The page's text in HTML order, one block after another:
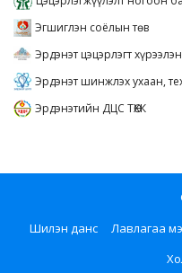
Эгшиглэн соёлын төв
Эрдэнэт цэцэрлэгт
Эрдэнэт шинжлэх ухаан,
Эрдэнэтийн ДЦС ТӨХК
Шилэн данс
Лавлагаа